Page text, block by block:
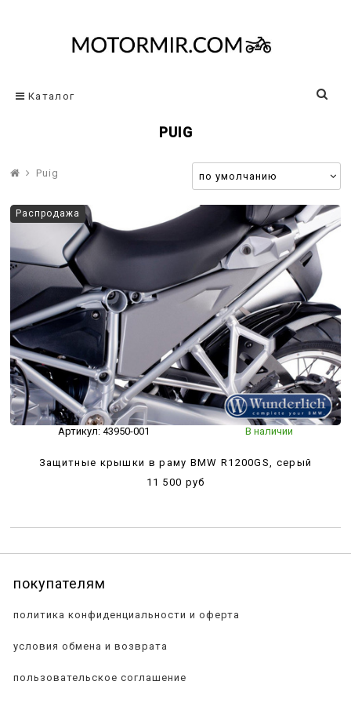
Каталог
PUIG
Puig
Распродажа
Артикул: 43950-001 В наличии
Защитные крышки в раму BMW R1200GS, серый
11 500 руб
покупателям
политика конфиденциальности и оферта
условия обмена и возврата
пользовательское соглашение